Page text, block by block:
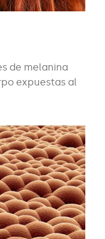
de melanina
expuestas al